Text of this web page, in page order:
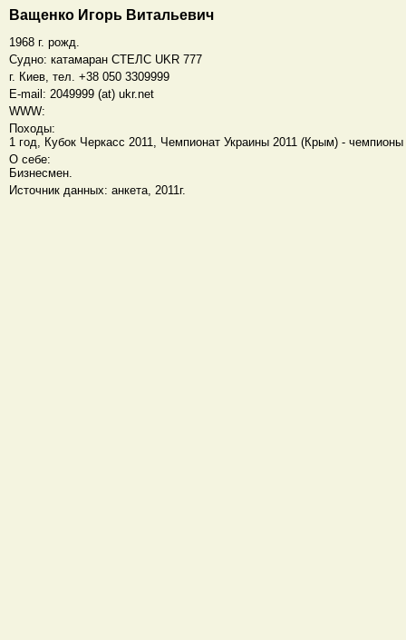
Ващенко Игорь Витальевич
1968 г. рожд.
Судно: катамаран СТЕЛС UKR 777
г. Киев, тел. +38 050 3309999
E-mail: 2049999 (at) ukr.net
WWW:
Походы:
1 год, Кубок Черкасс 2011, Чемпионат Украины 2011 (Крым) -
О себе:
Бизнесмен.
Источник данных: анкета, 2011г.